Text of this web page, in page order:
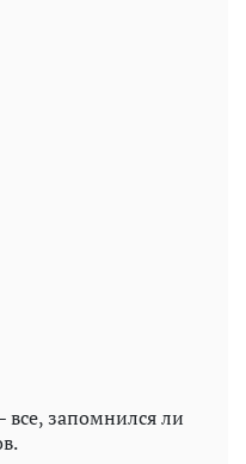
все, запомнился ли